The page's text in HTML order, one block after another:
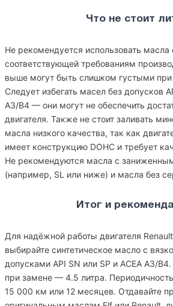
Что не стоит
Не рекомендуется использовать масла
соответствующей требованиям
выше могут быть слишком густыми
Следует избегать масел без допусков
A3/B4 — они могут не обеспечить
двигателя. Также не стоит заливать
масла низкого качества, так как
имеет конструкцию DOHC и требует
Не рекомендуются масла с
(например, SL или ниже) и масла без
Итог и
Для надёжной работы двигателя
выбирайте синтетическое масло с
допусками API SN или SP и ACEA A3/
при замене — 4.5 литра.
15 000 км или 12 месяцев. Отдавайте